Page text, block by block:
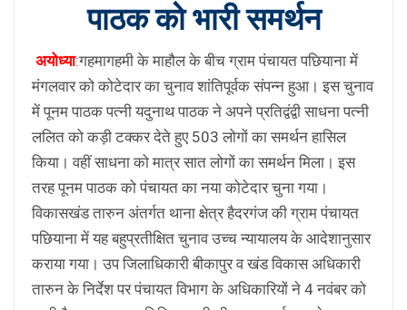
पाठक को भारी समर्थन
अयोध्या:गहमागहमी के माहौल के बीच ग्राम पंचायत पछियाना में
मंगलवार को कोटेदार का चुनाव शांतिपूर्वक संपन्न हुआ। इस चुनाव
में पूनम पाठक पत्नी यदुनाथ पाठक ने अपने प्रतिद्वंद्वी साधना पत्नी
ललित को कड़ी टक्कर देते हुए 503 लोगों का समर्थन हासिल
किया। वहीं साधना को मात्र सात लोगों का समर्थन मिला। इस
तरह पूनम पाठक को पंचायत का नया कोटेदार चुना गया।
विकासखंड तारुन अंतर्गत थाना क्षेत्र हैदरगंज की ग्राम पंचायत
पछियाना में यह बहुप्रतीक्षित चुनाव उच्च न्यायालय के आदेशानुसार
कराया गया। उप जिलाधिकारी बीकापुर व खंड विकास अधिकारी
तारुन के निर्देश पर पंचायत विभाग के अधिकारियों ने 4 नवंबर को